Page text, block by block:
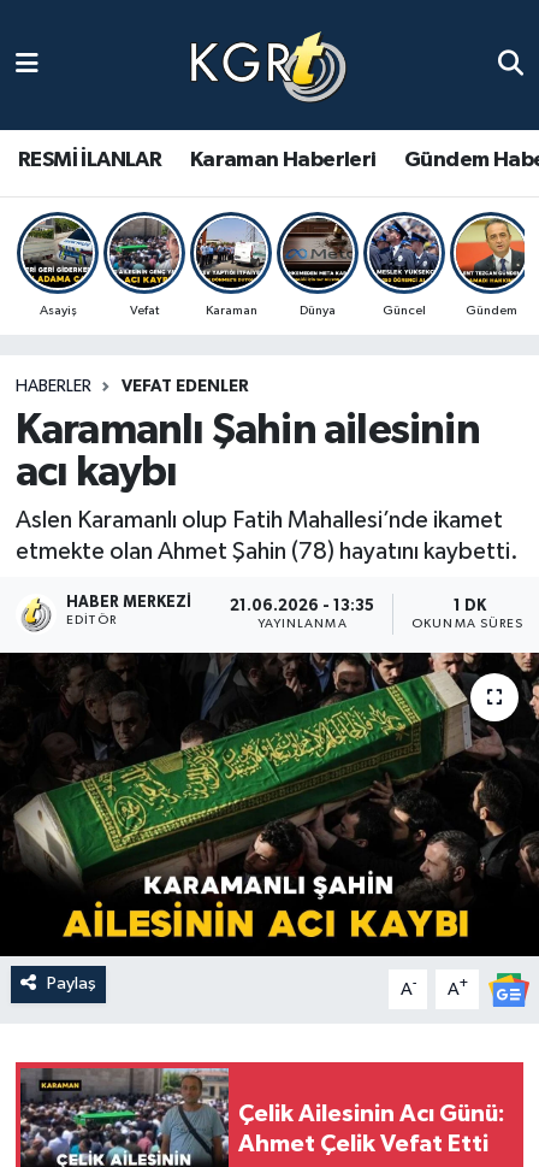
RESMİ İLANLAR Karaman Haberleri Gündem
Asayiş Vefat Karaman Dünya Güncel Gündem
HABERLER VEFAT EDENLER
Karamanlı Şahin ailesinin
acı kaybı
Aslen Karamanlı olup Fatih Mahallesi’nde ikamet
etmekte olan Ahmet Şahin (78) hayatını kaybetti.
HABER MERKEZI
EDITÖR
21.06.2026 - 13:35
YAYINLANMA
1 DK
OKUNMA SÜRESI
Paylaş A- A+
Çelik Ailesinin Acı Günü:
Ahmet Çelik Vefat Etti
Gündem Haberleri
Güncel Haberler
Spor Haberleri
Ulusal Haberler
Vefat Edenler